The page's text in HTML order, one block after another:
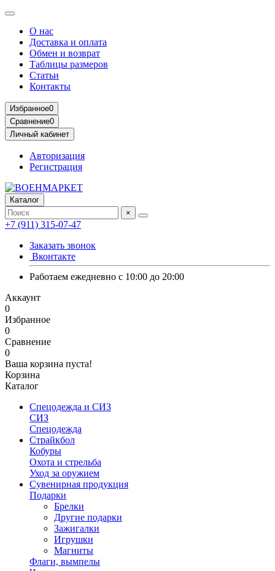
О нас
Доставка и оплата
Обмен и возврат
Таблицы размеров
Статьи
Контакты
Избранное0
Сравнение0
Личный кабинет
Авторизация
Регистрация
Каталог
×
+7 (911) 315-07-47
Заказать звонок
Вконтакте
Работаем ежедневно с 10:00 до 20:00
Аккаунт
0
Избранное
0
Сравнение
0
Ваша корзина пуста!
Корзина
Каталог
Спецодежда и СИЗ
СИЗ
Спецодежда
Страйкбол
Кобуры
Охота и стрельба
Уход за оружием
Сувенирная продукция
Подарки
Брелки
Другие подарки
Зажигалки
Игрушки
Магниты
Флаги, вымпелы